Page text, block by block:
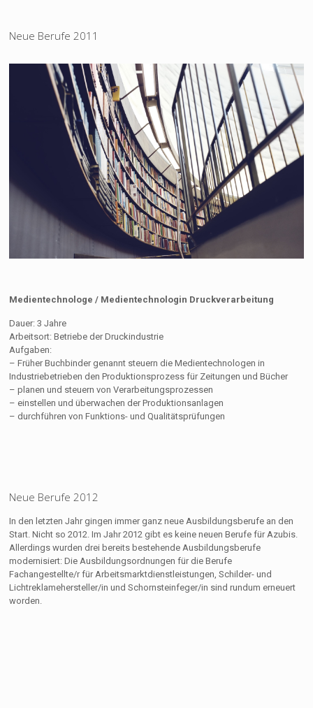
Neue Berufe 2011
Medientechnologe / Medientechnologin Druckverarbeitung
Dauer: 3 Jahre
Arbeitsort: Betriebe der Druckindustrie
Aufgaben:
– Früher Buchbinder genannt steuern die Medientechnologen in
Industriebetrieben den Produktionsprozess für Zeitungen und Bücher
– planen und steuern von Verarbeitungsprozessen
– einstellen und überwachen der Produktionsanlagen
– durchführen von Funktions- und Qualitätsprüfungen
Neue Berufe 2012
In den letzten Jahr gingen immer ganz neue Ausbildungsberufe an den
Start. Nicht so 2012. Im Jahr 2012 gibt es keine neuen Berufe für Azubis.
Allerdings wurden drei bereits bestehende Ausbildungsberufe
modernisiert: Die Ausbildungsordnungen für die Berufe
Fachangestellte/r für Arbeitsmarktdienstleistungen, Schilder- und
Lichtreklamehersteller/in und Schornsteinfeger/in sind rundum erneuert
worden.